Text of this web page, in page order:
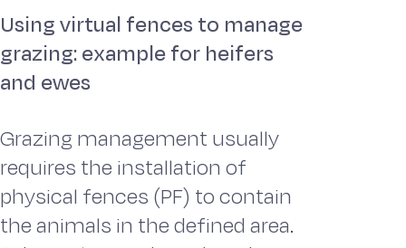
Using virtual fences to manage
grazing: example for heifers
and ewes
Grazing management usually
requires the installation of
physical fences (PF) to contain
the animals in the defined area.